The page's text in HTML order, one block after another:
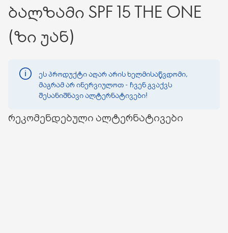
ბალზამი SPF 15 THE ONE
(ზი უან)
ეს პროდუქტი აღარ არის ხელმისაწვდომი,
მაგრამ არ ინერვიულოთ - ჩვენ გვაქვს
შესანიშნავი ალტერნატივები!
რეკომენდებული ალტერნატივები